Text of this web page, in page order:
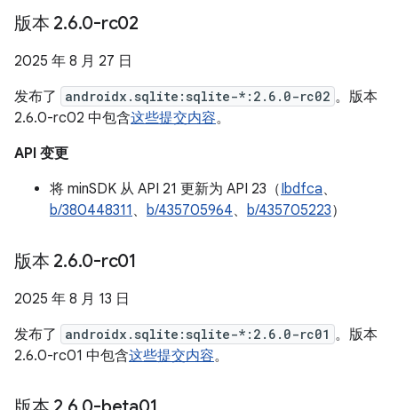
版本 2.6.0-rc02
2025 年 8 月 27 日
发布了
androidx.sqlite:sqlite-*:2.6.0-rc02 。版本
2.6.0-rc02 中包含这些提交内容。
API 变更
将 minSDK 从 API 21 更新为 API 23（Ibdfca、
b/380448311 、 b/435705964、 b/435705223）
版本 2.6.0-rc01
2025 年 8 月 13 日
发布了
androidx.sqlite:sqlite-*:2.6.0-rc01 。版本
2.6.0-rc01 中包含这些提交内容。